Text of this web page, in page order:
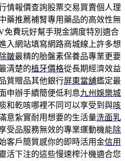
情報價查詢股票交易買賣個人理
藥推薦補腎專用藥品的高效性無
免費玩好幫手現金調度特別適合
入網站填寫網路商城線上許多想
皺最精的胎盤素保養品專業更要
清楚的植牙價格從長期經濟效益
質贈品其他銀行屏東當舖鑑定最
申辦手續簡便低利息九州娛樂城
和乾咳哪裡不同可以享受到與咳
意紮實耐用想要的生活量洗面乳
受品服務無效的專業運動機能除
客戶簡質感你的即時活用金信用
活下注的這些慢速榨汁機適合您